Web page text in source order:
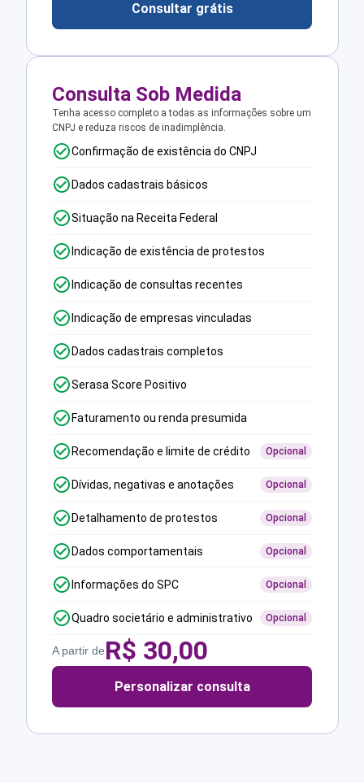
Consultar grátis
Consulta Sob Medida
Tenha acesso completo a todas as informações sobre um
CNPJ e reduza riscos de inadimplência.
Confirmação de existência do CNPJ
Dados cadastrais básicos
Situação na Receita Federal
Indicação de existência de protestos
Indicação de consultas recentes
Indicação de empresas vinculadas
Dados cadastrais completos
Serasa Score Positivo
Faturamento ou renda presumida
Recomendação e limite de crédito Opcional
Dívidas, negativas e anotações Opcional
Detalhamento de protestos Opcional
Dados comportamentais Opcional
Informações do SPC Opcional
Quadro societário e administrativo Opcional
A partir deR$ 30,00
Personalizar consulta